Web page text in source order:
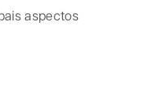
aspectos